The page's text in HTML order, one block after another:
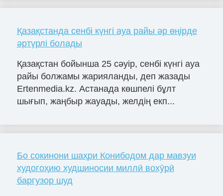
Қазақстанда сенбі күнгі ауа райы әр өңірде
әртүрлі болады
Қазақстан бойынша 25 сәуір, сенбі күнгі ауа
райы болжамы жарияланды, деп жазады
Ertenmedia.kz. Астанада көшпелі бұлт
шығып, жаңбыр жауады, желдің екп...
Бо сокинони шаҳри Конибодом дар мавзуи
худогоҳию худшиносии миллӣ вохӯрӣ
баргузор шуд